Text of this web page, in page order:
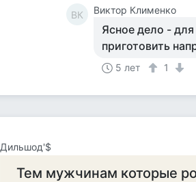
ВК Виктор Клименко
Ясное дело -
приготовить
5 лет 1
Дильшод'$
Тем мужчинам которые